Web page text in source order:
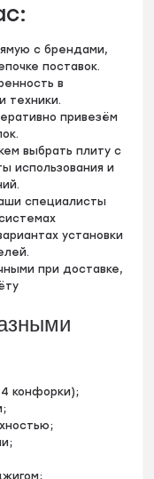
с брендами,
поставок.
в
техники.
привезём
выбрать плиту с
использования и
специалисты
установки
при доставке,
конфорки);